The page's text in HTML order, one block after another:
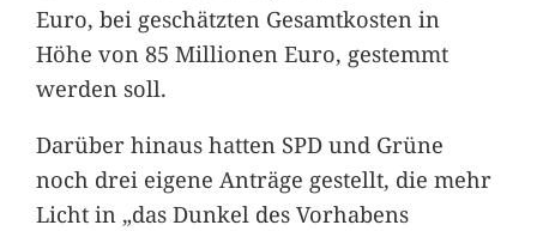
Euro, bei geschätzten Gesamtkosten in
Höhe von 85 Millionen Euro, gestemmt
werden soll.
Darüber hinaus hatten SPD und Grüne
noch drei eigene Anträge gestellt, die mehr
Licht in „das Dunkel des Vorhabens